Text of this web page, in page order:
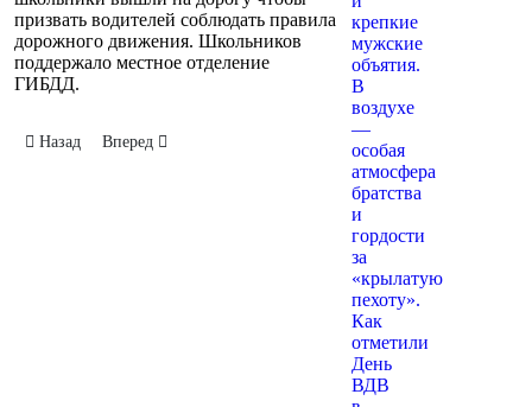
призвать водителей соблюдать правила
дорожного движения. Школьников
поддержало местное отделение
ГИБДД.
Предыдущий: Неделя безопасности
Назад Следующий: Заседание антинаркотической комиссии
Вперед
крепкие
мужские
объятия.
В
воздухе
—
особая
атмосфера
братства
и
гордости
за
«крылатую
пехоту».
Как
отметили
День
ВДВ